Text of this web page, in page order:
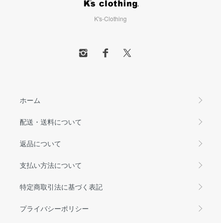
K's-Clothing
ホーム
配送・送料について
返品について
支払い方法について
特定商取引法に基づく表記
プライバシーポリシー